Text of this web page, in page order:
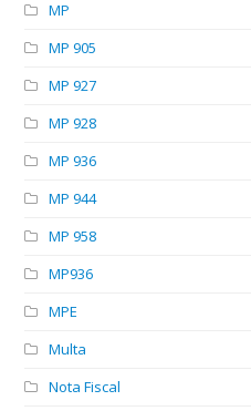
MP
MP 905
MP 927
MP 928
MP 936
MP 944
MP 958
MP936
MPE
Multa
Nota Fiscal